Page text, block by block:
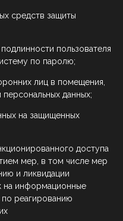
средств защиты
пользователя
по паролю;
лиц в помещения,
данных;
на защищенных
доступа
мер, в том числе мер
и ликвидации
на информационные
реагированию